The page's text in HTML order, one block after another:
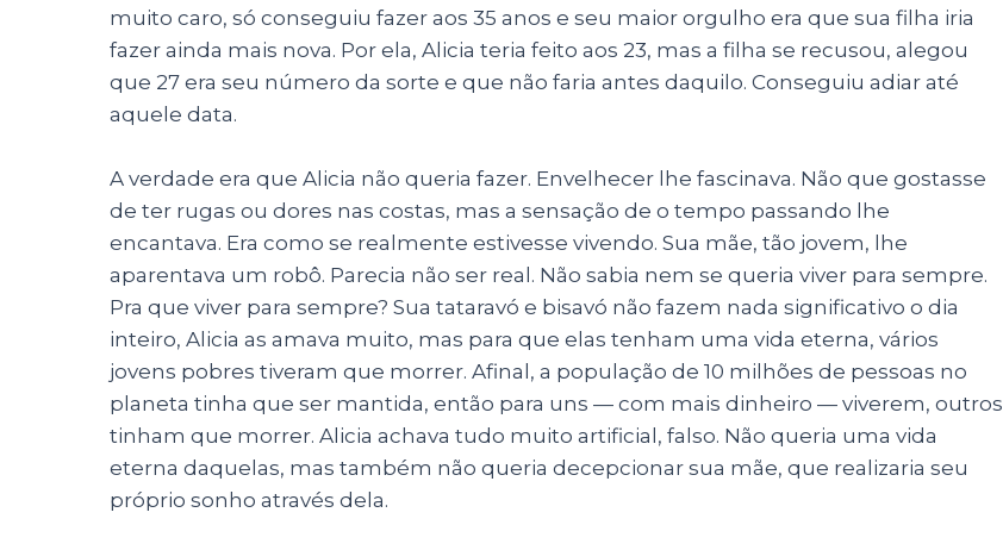
muito caro, só conseguiu fazer aos 35 anos e seu maior orgulho era que sua filha iria
fazer ainda mais nova. Por ela, Alicia teria feito aos 23, mas a filha se recusou, alegou
que 27 era seu número da sorte e que não faria antes daquilo. Conseguiu adiar até
aquele data.
A verdade era que Alicia não queria fazer. Envelhecer lhe fascinava. Não que gostasse
de ter rugas ou dores nas costas, mas a sensação de o tempo passando lhe
encantava. Era como se realmente estivesse vivendo. Sua mãe, tão jovem, lhe
aparentava um robô. Parecia não ser real. Não sabia nem se queria viver para sempre.
Pra que viver para sempre? Sua tataravó e bisavó não fazem nada significativo o dia
inteiro, Alicia as amava muito, mas para que elas tenham uma vida eterna, vários
jovens pobres tiveram que morrer. Afinal, a população de 10 milhões de pessoas no
planeta tinha que ser mantida, então para uns — com mais dinheiro — viverem, outros
tinham que morrer. Alicia achava tudo muito artificial, falso. Não queria uma vida
eterna daquelas, mas também não queria decepcionar sua mãe, que realizaria seu
próprio sonho através dela.